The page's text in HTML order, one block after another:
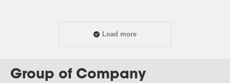
Load more
Group of Company